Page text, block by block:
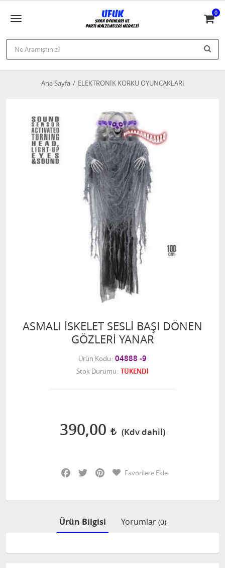
0
Ana Sayfa ELEKTRONİK KORKU OYUNCAKLARI
ASMALI İSKELET SESLİ BAŞI DÖNEN
GÖZLERİ YANAR
Ürün Kodu 04888 -9
Stok Durumu TÜKENDİ
390,00
Facebook
Twitter PinterestFavorilere Ekle
Ürün Bilgisi Yorumlar (0)